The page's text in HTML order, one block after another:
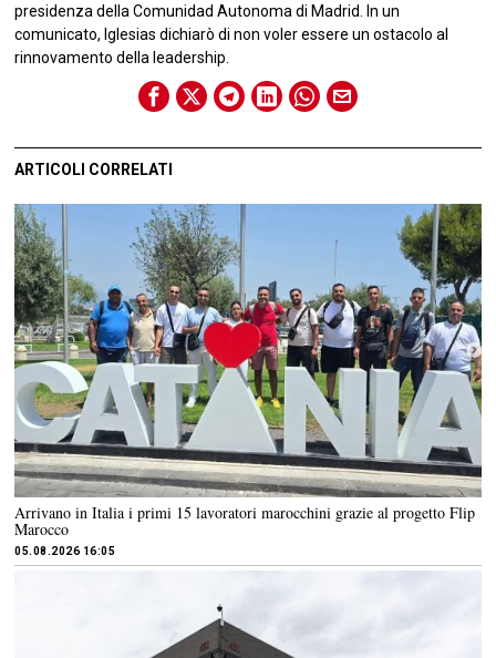
presidenza della Comunidad Autonoma di Madrid. In un
comunicato, Iglesias dichiarò di non voler essere un ostacolo al
rinnovamento della leadership.
ARTICOLI CORRELATI
Arrivano in Italia i primi 15 lavoratori marocchini grazie al progetto Flip
Marocco
05.08.2026 16:05